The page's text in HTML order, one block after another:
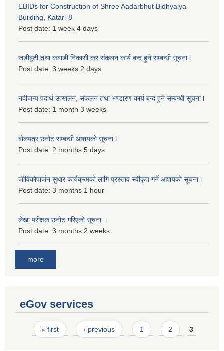
EBIDs for Construction of Shree Aadarbhut Bidhyalya
Building, Katari-8
Post date: 1 week 4 days
जडीबुटी तथा कबाडी निकासी कर संकलन कार्य बन्द हुने सम्बन्धी सूचना l
Post date: 3 weeks 2 days
नदीजन्य पदार्थ उत्खलन, संकलन तथा भण्डारण कार्य बन्द हुने सम्बन्धी सूचना l
Post date: 1 month 3 weeks
बोलपत्र छनोट सम्बन्धी आशयको सूचना l
Post date: 2 months 5 days
जीविकोपार्जन सुधार कार्यक्रमको लागि प्रस्ताव स्वीकृत गर्ने आशयको सूचना।
Post date: 3 months 1 hour
लेखा परीक्षक छनोट गरिएको सूचना ।
Post date: 3 months 2 weeks
more
eGov services
Pages
« first ‹ previous 1 2 3